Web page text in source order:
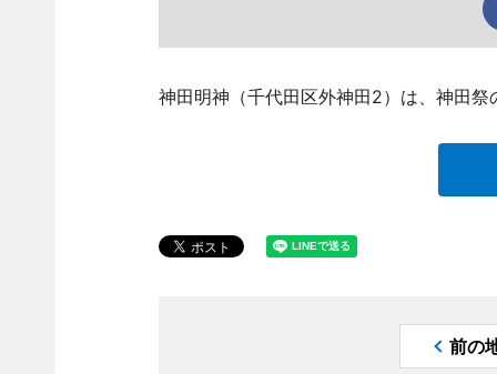
神田明神（千代田区外神田2）は、神田祭
前の